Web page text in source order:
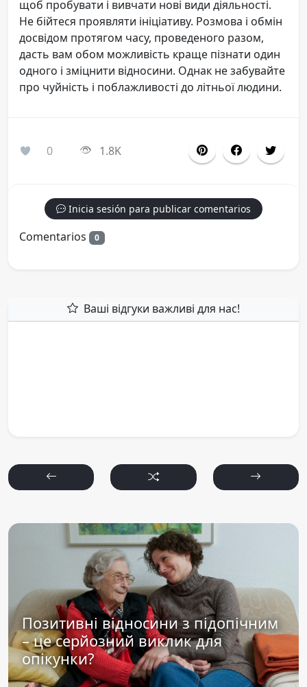
щоб пробувати і вивчати нові види діяльності.
Не бійтеся проявляти ініціативу. Розмова і обмін
досвідом протягом часу, проведеного разом,
дасть вам обом можливість краще пізнати один
одного і зміцнити відносини. Однак не забувайте
про чуйність і поблажливості до літньої людини.
0 1.8K
Inicia sesión para publicar comentarios
Comentarios 0
Ваші відгуки важливі для нас!
Позитивні відносини з підопічним
– це серйозний виклик для
опікунки?